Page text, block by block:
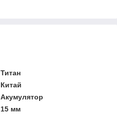
Титан
Китай
Акумулятор
15 мм